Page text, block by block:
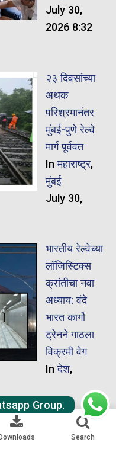
July 30,
2026 8:32
२३ दिवसांच्या
अथक
परिश्रमानंतर
मुंबई-पुणे रेल्वे
मार्ग पूर्ववत
Inमहाराष्ट्र,
मुंबई
July 30,
भारतीय रेल्वेच्या
लॉजिस्टिक्स
क्रांतीचा नवा
अध्याय: वंदे
भारत कार्गो
ट्रेनने गाठला
विक्रमी वेग
Inदेश,
‘सागरमाला २.०’
Downloads Search
Group.